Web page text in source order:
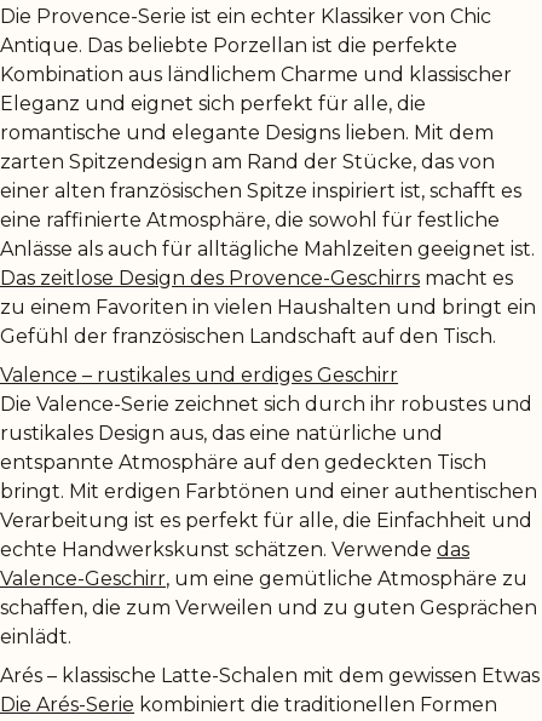
Die Provence-Serie ist ein echter Klassiker von Chic
Antique. Das beliebte Porzellan ist die perfekte
Kombination aus ländlichem Charme und klassischer
Eleganz und eignet sich perfekt für alle, die
romantische und elegante Designs lieben. Mit dem
zarten Spitzendesign am Rand der Stücke, das von
einer alten französischen Spitze inspiriert ist, schafft es
eine raffinierte Atmosphäre, die sowohl für festliche
Anlässe als auch für alltägliche Mahlzeiten geeignet ist.
Das zeitlose Design des Provence-Geschirrs macht es
zu einem Favoriten in vielen Haushalten und bringt ein
Gefühl der französischen Landschaft auf den Tisch.
Valence – rustikales und erdiges Geschirr
Die Valence-Serie zeichnet sich durch ihr robustes und
rustikales Design aus, das eine natürliche und
entspannte Atmosphäre auf den gedeckten Tisch
bringt. Mit erdigen Farbtönen und einer authentischen
Verarbeitung ist es perfekt für alle, die Einfachheit und
echte Handwerkskunst schätzen. Verwende das
Valence-Geschirr, um eine gemütliche Atmosphäre zu
schaffen, die zum Verweilen und zu guten Gesprächen
einlädt.
Arés – klassische Latte-Schalen mit dem gewissen Etwas
Die Arés-Serie kombiniert die traditionellen Formen